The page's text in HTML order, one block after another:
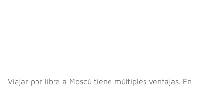
Viajar por libre a Moscú tiene múltiples ventajas. En